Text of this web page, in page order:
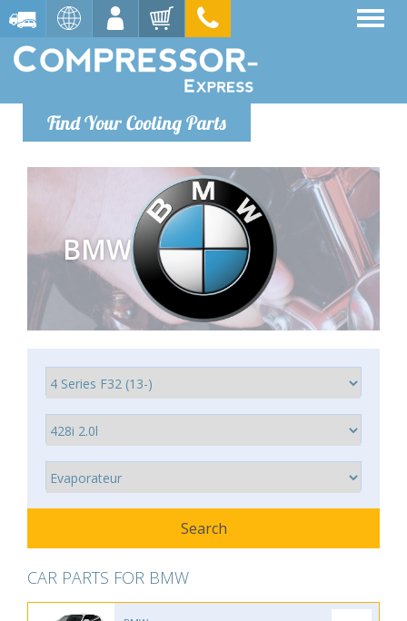
Find Your Cooling Parts
BMW
CAR PARTS FOR BMW